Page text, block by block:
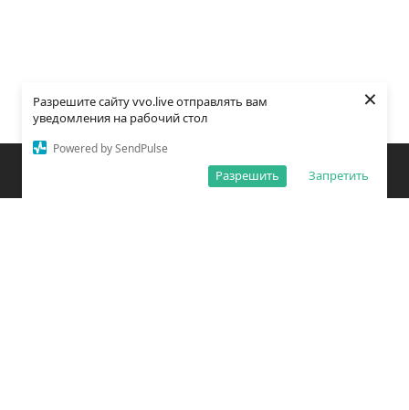
Разрешите сайту vvo.live отправлять вам
уведомления на рабочий стол
Powered by SendPulse
Запретить
Разрешить
×
Закладки Поиск Открыть меню